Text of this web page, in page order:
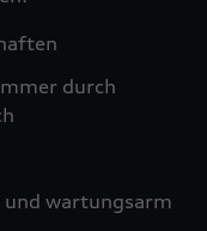
durch
wartungsarm